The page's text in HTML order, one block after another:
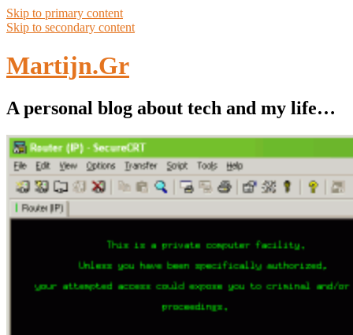
Skip to primary content
Skip to secondary content
Martijn.Gr
A personal blog about tech and my life…